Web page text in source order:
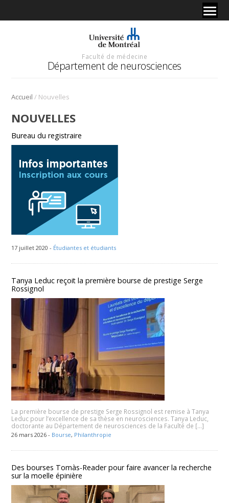
Faculté de médecine
Département de neurosciences
Accueil / Nouvelles
NOUVELLES
Bureau du registraire
17 juillet 2020 - Étudiantes et étudiants
Tanya Leduc reçoit la première bourse de prestige Serge
Rossignol
La première bourse de prestige Serge Rossignol est remise à Tanya
Leduc pour l’excellence de sa thèse en neurosciences. Tanya Leduc,
doctorante au Département de neurosciences de la Faculté de […]
26 mars 2026 - Bourse, Philanthropie
Des bourses Tomàs-Reader pour faire avancer la recherche
sur la moelle épinière